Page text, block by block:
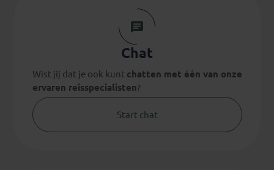
Chat
Wist jij dat je ook kunt chatten met één van onze
ervaren reisspecialisten?
Start chat